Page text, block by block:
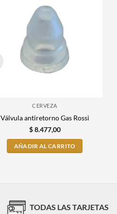
CERVEZA
Válvula antiretorno Gas Rossi
$8.477,00
AÑADIR AL CARRITO
TODAS LAS TARJETAS